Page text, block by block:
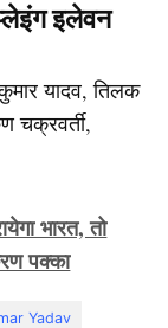
इलेवन
यादव, तिलक
चक्रवर्ती,
भारत, तो
पक्का
Yadav